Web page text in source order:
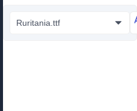
Ruritania.ttf